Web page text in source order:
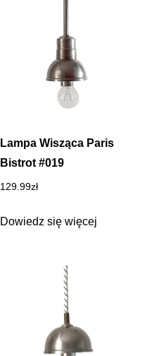
Lampa Wisząca Paris
Bistrot #019
129.99zł
Dowiedz się więcej